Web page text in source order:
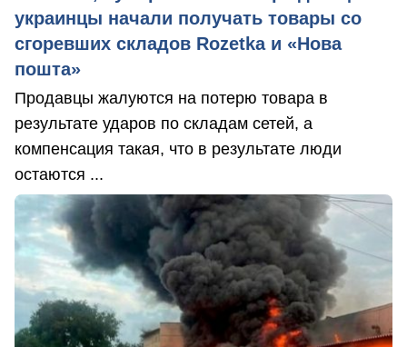
украинцы начали получать товары со
сгоревших складов Rozetka и «Нова
пошта»
Продавцы жалуются на потерю товара в
результате ударов по складам сетей, а
компенсация такая, что в результате люди
остаются ...